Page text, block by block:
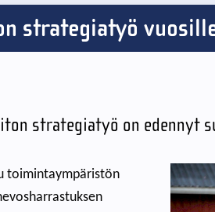
strategiatyö
strategiatyö on edennyt
toimintaympäristön